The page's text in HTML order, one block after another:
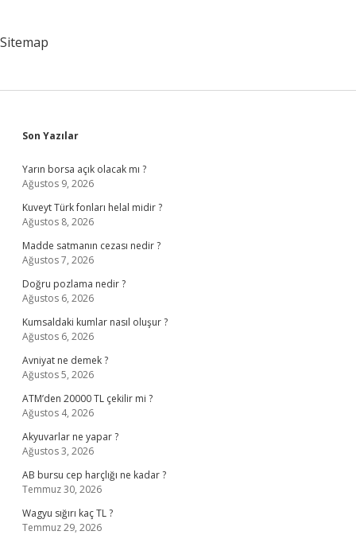
Sitemap
Sidebar
Son Yazılar
Yarın borsa açık olacak mı ?
Ağustos 9, 2026
Kuveyt Türk fonları helal midir ?
Ağustos 8, 2026
Madde satmanın cezası nedir ?
Ağustos 7, 2026
Doğru pozlama nedir ?
Ağustos 6, 2026
Kumsaldaki kumlar nasıl oluşur ?
Ağustos 6, 2026
Avniyat ne demek ?
Ağustos 5, 2026
ATM’den 20000 TL çekilir mi ?
Ağustos 4, 2026
Akyuvarlar ne yapar ?
Ağustos 3, 2026
AB bursu cep harçlığı ne kadar ?
Temmuz 30, 2026
Wagyu sığırı kaç TL ?
Temmuz 29, 2026